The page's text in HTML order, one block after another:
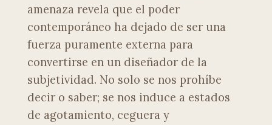
amenaza revela que el poder
contemporáneo ha dejado de ser una
fuerza puramente externa para
convertirse en un diseñador de la
subjetividad. No solo se nos prohíbe
decir o saber; se nos induce a estados
de agotamiento, ceguera y